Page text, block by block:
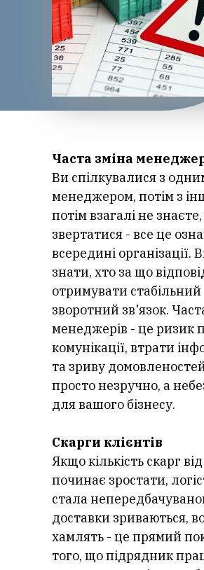
Часта зміна
Ви спілкувалися з
менеджером, потім з
потім взагалі не
звертатися - все це
всередині організації.
знати, хто за що
отримувати стабільний
зворотний зв'язок.
менеджерів - це ризик
комунікації, втрати
та зриву
просто незручно, а
для вашого бізнесу.
Скарги клієнтів
Якщо кількість скарг
починає зростати,
стала
доставки зриваються,
хамлять - це прямий
того, що підрядник